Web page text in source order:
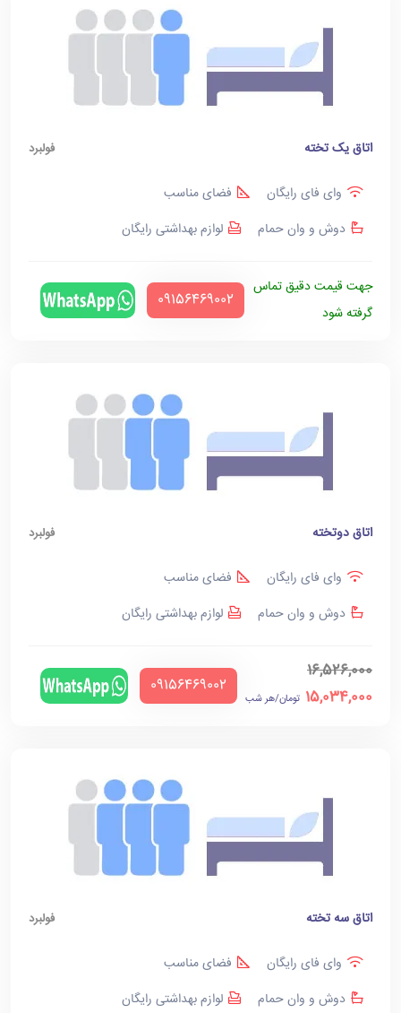
اتاق یک تخته فولبرد
وای فای رایگان
فضای مناسب
دوش و وان حمام
لوازم بهداشتی رایگان
جهت قیمت دقیق تماس
گرفته شود
‪09156469002‬
اتاق دوتخته فولبرد
وای فای رایگان
فضای مناسب
دوش و وان حمام
لوازم بهداشتی رایگان
16,526,000
15,034,000 تومان/هر شب
‪09156469002‬
اتاق سه تخته فولبرد
وای فای رایگان
فضای مناسب
دوش و وان حمام
لوازم بهداشتی رایگان